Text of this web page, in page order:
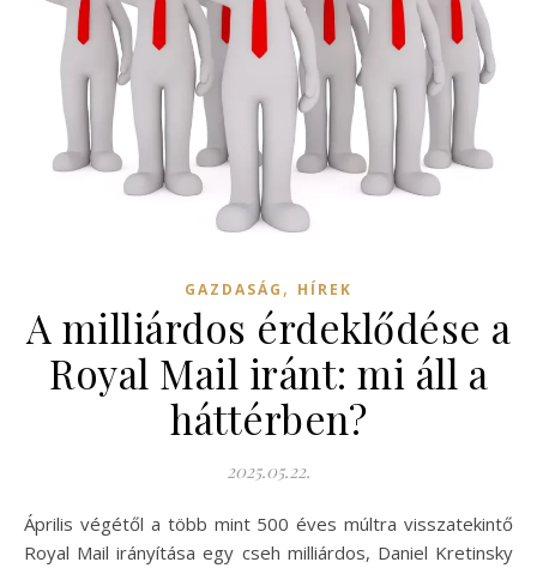
GAZDASÁG , HÍREK
A milliárdos érdeklődése a
Royal Mail iránt: mi áll a
háttérben?
2025.05.22.
Április végétől a több mint 500 éves múltra visszatekintő
Royal Mail irányítása egy cseh milliárdos, Daniel Kretinsky